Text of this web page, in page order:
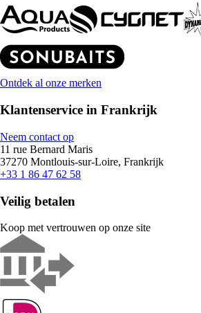
Ontdek al onze merken
Klantenservice in Frankrijk
Neem contact op
11 rue Bernard Maris
37270 Montlouis-sur-Loire, Frankrijk
+33 1 86 47 62 58
Veilig betalen
Koop met vertrouwen op onze site